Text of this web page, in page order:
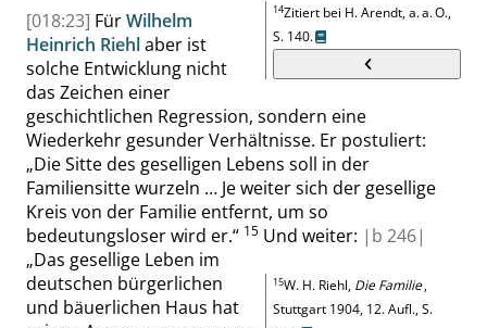
14Zitiert bei H.Arendt, a. a. O.,
S. 140.
[018:23] FürWilhelm
Heinrich Riehlaber ist
solche Entwicklung nicht
das Zeichen einer
geschichtlichen Regression, sondern eine
Wiederkehr gesunder Verhältnisse. Er postuliert:
„Die Sitte des geselligen Lebens soll in der
Familiensitte wurzeln … Je weiter sich der gesellige
Kreis von der Familie entfernt, um so
bedeutungsloser wird er.“ 15
15W. H. Riehl, Die Familie,
Stuttgart 1904, 12. Aufl.,S.
Und weiter: | b 246|
„Das gesellige Leben im
deutschen bürgerlichen
und bäuerlichen Haus hat